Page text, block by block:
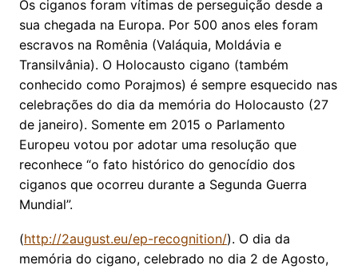
Os ciganos foram vítimas de perseguição desde a
sua chegada na Europa. Por 500 anos eles foram
escravos na Romênia (Valáquia, Moldávia e
Transilvânia). O Holocausto cigano (também
conhecido como Porajmos) é sempre esquecido nas
celebrações do dia da memória do Holocausto (27
de janeiro). Somente em 2015 o Parlamento
Europeu votou por adotar uma resolução que
reconhece “o fato histórico do genocídio dos
ciganos que ocorreu durante a Segunda Guerra
Mundial”.
(http://2august.eu/ep-recognition/). O dia da
memória do cigano, celebrado no dia 2 de Agosto,